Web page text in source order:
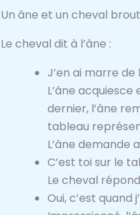
Un âne et un cheval
Le cheval dit à l’âne :
J’en ai marre
L’âne
dernier, l’âne
tableau
L’âne demande
C’est toi sur le
Le cheval
Oui, c’est quand